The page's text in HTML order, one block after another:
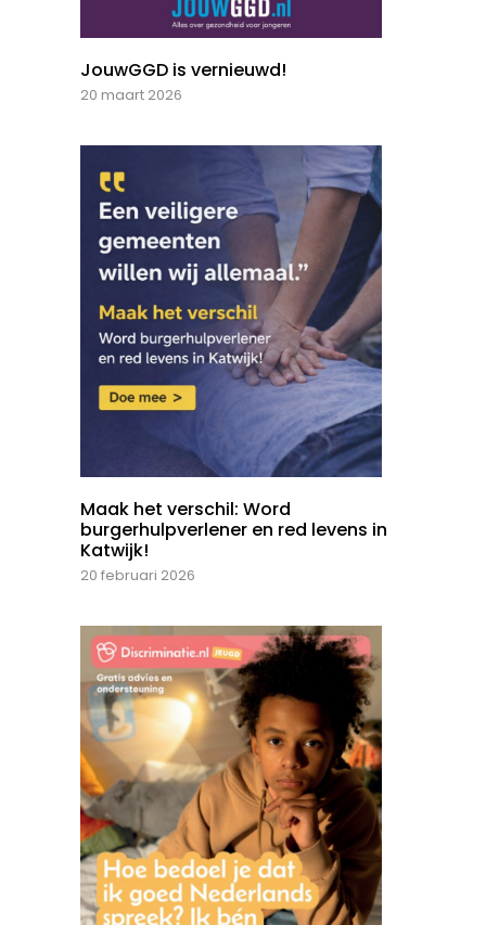
JouwGGD is vernieuwd!
20 maart 2026
Maak het verschil: Word
burgerhulpverlener en red levens in
Katwijk!
20 februari 2026